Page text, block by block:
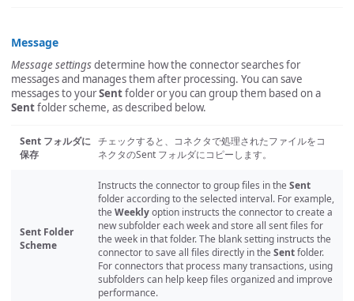
Message
Message settingsdetermine how the connector searches for
messages and manages them after processing. You can save
messages to yourSentfolder or you can group them based on a
Sentfolder scheme, as described below.
Sent フォルダに
保存
チェックすると、コネクタで処理されたファイルをコ
ネクタのSent フォルダにコピーします。
Sent Folder
Scheme
Instructs the connector to group files in the Sent
folder according to the selected interval. For example,
the Weeklyoption instructs the connector to create a
new subfolder each week and store all sent files for
the week in that folder. The blank setting instructs the
connector to save all files directly in the Sentfolder.
For connectors that process many transactions, using
subfolders can help keep files organized and improve
performance.